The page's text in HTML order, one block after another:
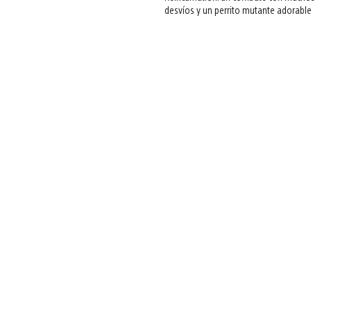
desvíos y un perrito mutante adorable